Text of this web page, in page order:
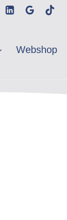
Webshop